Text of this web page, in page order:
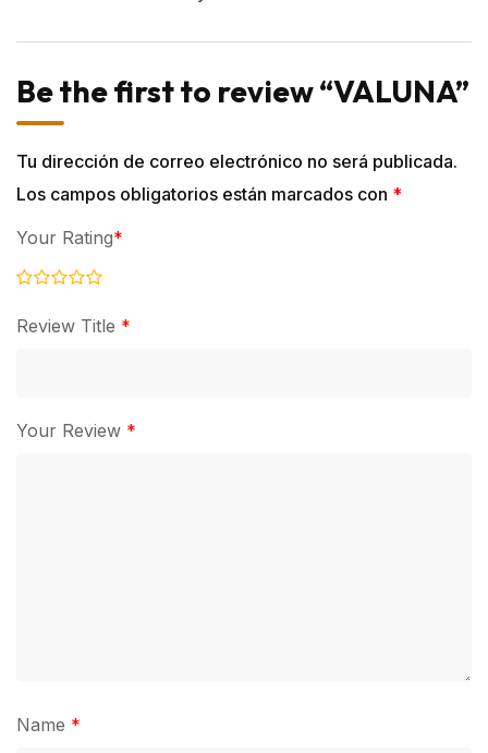
Be the first to review “VALUNA”
Tu dirección de correo electrónico no será publicada.
Los campos obligatorios están marcados con *
Review Title *
Your Rating*
Your Review *
Name *